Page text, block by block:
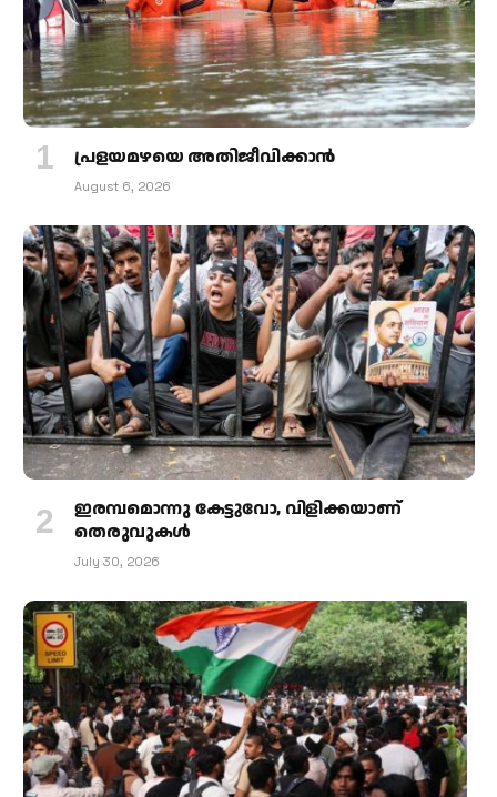
പ്രളയമഴയെ അതിജീവിക്കാന്‍
August 6, 2026
ഇരമ്പമൊന്നു കേട്ടുവോ, വിളിക്കയാണ്
തെരുവുകള്‍
July 30, 2026